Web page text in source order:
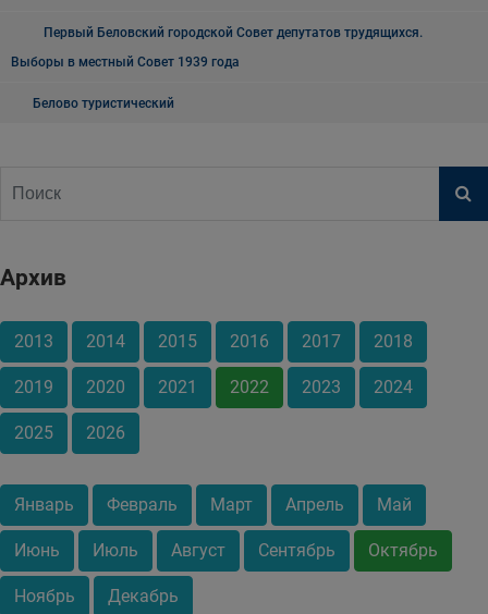
Первый Беловский городской Совет депутатов трудящихся.
Выборы в местный Совет 1939 года
Белово туристический
Архив
2013 2014 2015 2016 2017 2018
2019 2020 2021 2022 2023 2024
2025 2026
Январь Февраль Март Апрель Май
Июнь Июль Август Сентябрь Октябрь
Ноябрь Декабрь